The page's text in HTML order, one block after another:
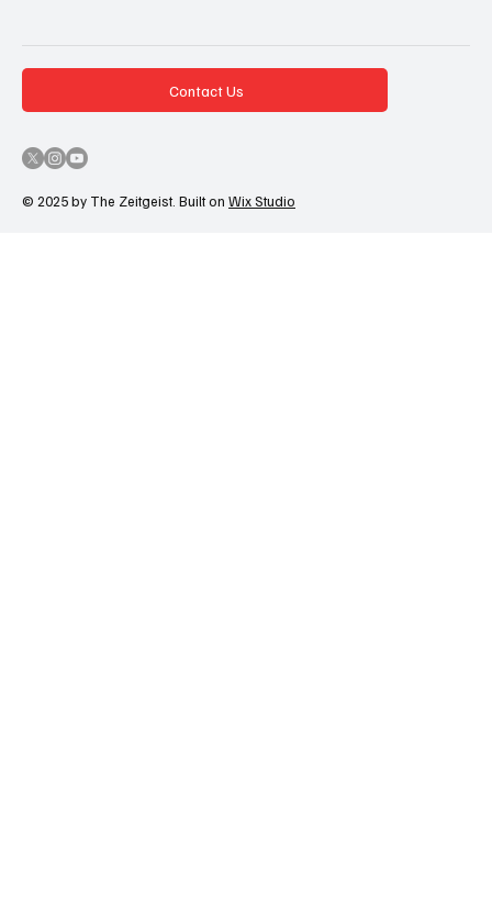
© 2025 by The Zeitgeist. Built on Wix Studio
Contact Us